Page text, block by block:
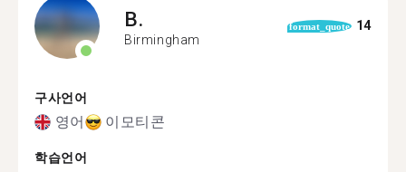
B.
Birmingham
format_quote 14
구사언어
영어 이모티콘
학습언어